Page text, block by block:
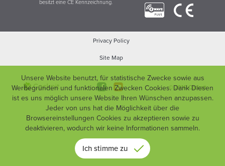
besitzt eine CE Kennzeichnung.
Privacy Policy
Site Map
© 2016 Cockpit
Unsere Website benutzt, für statistische Zwecke sowie aus
Werbegründen und funktionalen Zwecken Cookies. Dank Diesen
ist es uns möglich unsere Website Ihren Wünschen anzupassen.
Jeder von uns hat die Möglichkeit über die
Browsereinstellungen Cookies zu akzeptieren sowie zu
deaktivieren, wodurch wir keine Informationen sammeln.
Ich stimme zu